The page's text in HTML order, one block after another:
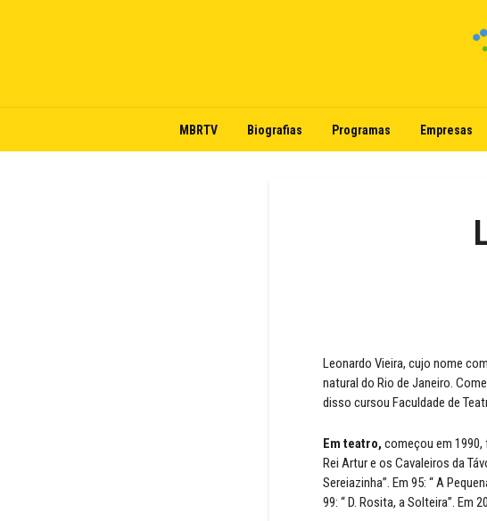
MBRTV Biografias Programas Empresas
Leonardo Vieira, cujo nome
natural do Rio de Janeiro.
disso cursou Faculdade de
Em teatro, começou em 1990,
Rei Artur e os Cavaleiros da
Sereiazinha”. Em 95: “ A
99: “ D. Rosita, a Solteira”. Em